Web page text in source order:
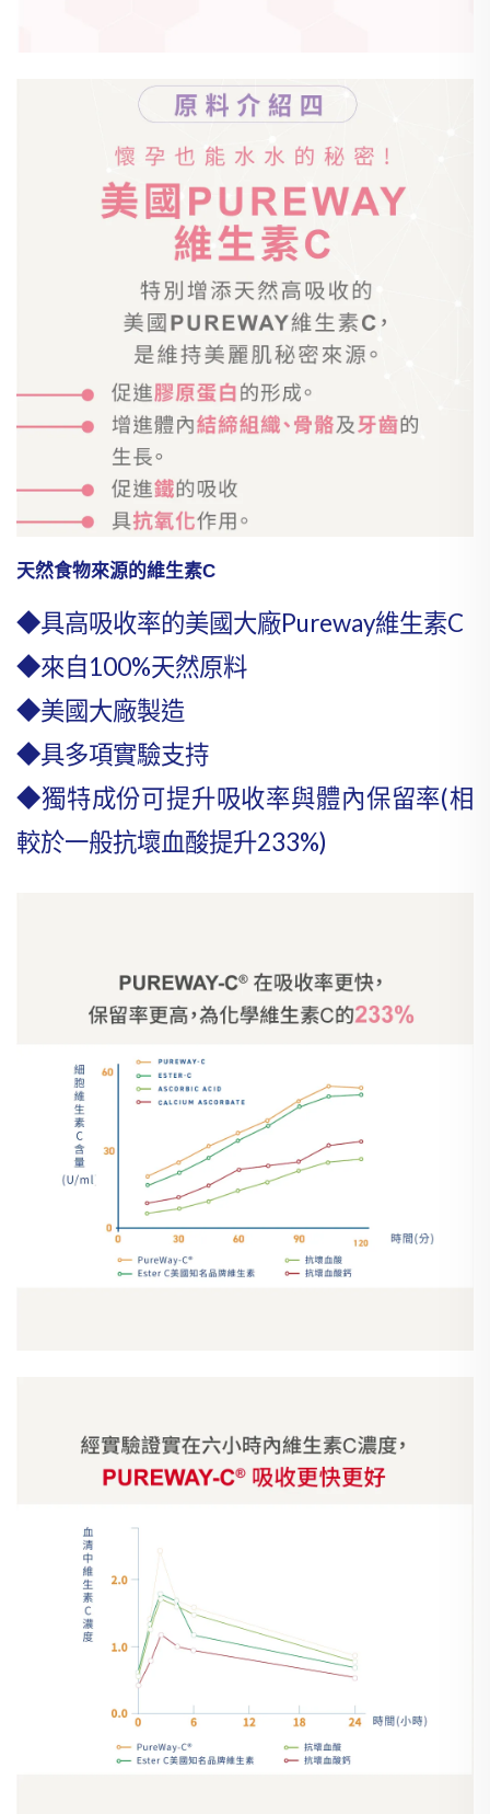
天然食物來源的維生素C
◆具高吸收率的美國大廠Pureway維生素C
◆來自100%天然原料
◆美國大廠製造
◆具多項實驗支持
◆獨特成份可提升吸收率與體內保留率(相
較於一般抗壞血酸提升233%)